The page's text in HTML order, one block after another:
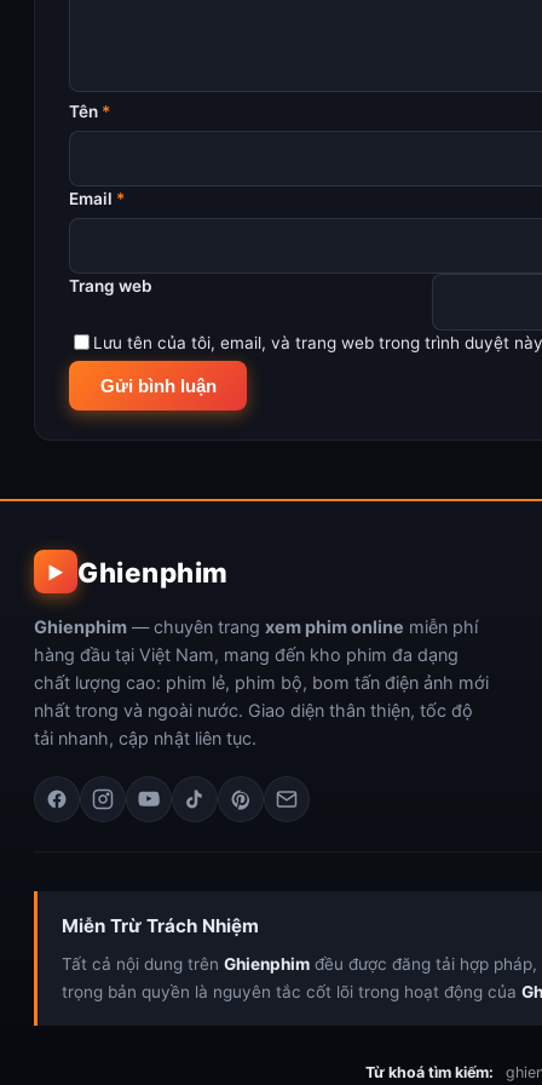
Tên *
Email *
Trang web
Lưu tên của tôi, email, và trang web trong trình duyệt
▶ Ghienphim
Ghienphim — chuyên trang xem phim online miễn phí
hàng đầu tại Việt Nam, mang đến kho phim đa dạng
chất lượng cao: phim lẻ, phim bộ, bom tấn điện ảnh mới
nhất trong và ngoài nước. Giao diện thân thiện, tốc độ
tải nhanh, cập nhật liên tục.
Miễn Trừ Trách Nhiệm
Tất cả nội dung trên Ghienphim đều được đăng tải hợp
trọng bản quyền là nguyên tắc cốt lõi trong hoạt động của
Từ khoá tìm kiếm: